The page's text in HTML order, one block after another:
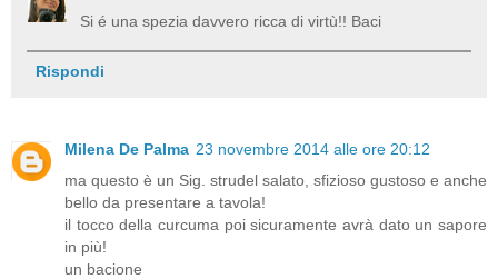
Si é una spezia davvero ricca di virtù!! Baci
Rispondi
Milena De Palma 23 novembre 2014 alle ore 20:12
ma questo è un Sig. strudel salato, sfizioso gustoso e anche
bello da presentare a tavola!
il tocco della curcuma poi sicuramente avrà dato un sapore
in più!
un bacione